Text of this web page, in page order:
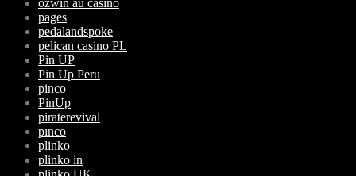
pages
pedalandspoke
pelican casino PL
Pin UP
Pin Up Peru
pinco
PinUp
piraterevival
pınco
plinko
plinko in